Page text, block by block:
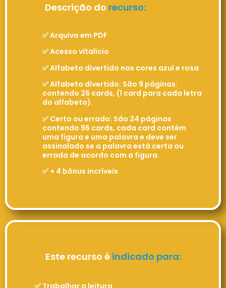
Descrição do recurso:
✅ Arquivo em PDF
✅ Acesso vitalício
✅ Alfabeto divertido nas cores azul e rosa
✅ Alfabeto divertido: São 9 páginas:
contendo 26 cards, (1 card para cada letra
do alfabeto).
✅ Certo ou errado: São 24 páginas
contendo 96 cards, cada card contém
uma figura e uma palavra e deve ser
assinalado se a palavra está certa ou
errada de acordo com a figura.
✅ + 4 bônus incríveis
Este recurso é indicado para: